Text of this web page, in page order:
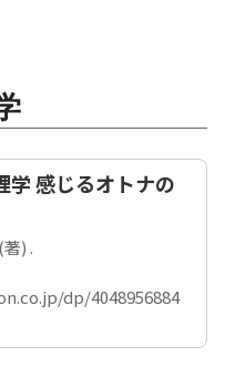
学 感じるオトナの
) .
dp/4048956884